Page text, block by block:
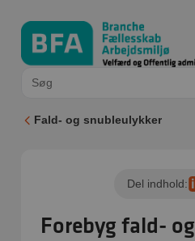
Fald- og snubleulykker
Forebyg fald- og
Del indhold: